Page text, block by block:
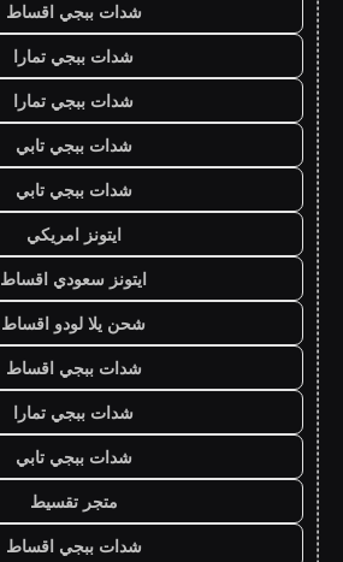
شدات ببجي اقساط
شدات ببجي تمارا
شدات ببجي تمارا
شدات ببجي تابي
شدات ببجي تابي
ايتونز امريكي
ايتونز سعودي اقساط
شحن يلا لودو اقساط
شدات ببجي اقساط
شدات ببجي تمارا
شدات ببجي تابي
متجر تقسيط
شدات ببجي اقساط